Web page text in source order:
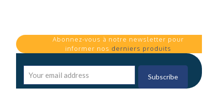
Abonnez-vous à notre newsletter pour
informer nos derniers produits